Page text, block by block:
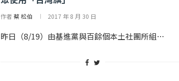
作者蔡 松伯 2017 年 8 月 30 日
昨日（8/19）由基進黨與百餘個本土社團所組…